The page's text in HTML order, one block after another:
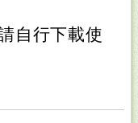
自行下載使